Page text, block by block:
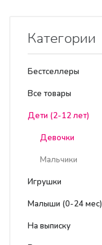
Категории
Бестселлеры
Все товары
Дети (2-12 лет)
Девочки
Мальчики
Игрушки
Малыши (0-24 мес)
На выписку